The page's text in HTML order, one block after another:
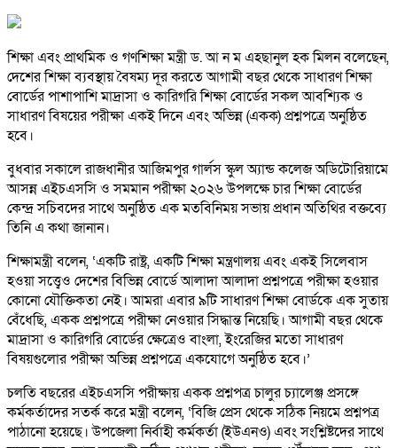
শিক্ষা এবং প্রাথমিক ও গণশিক্ষা মন্ত্রী ড. আ ন ম এহছানুল হক মিলন বলেছেন,
দেশের শিক্ষা ব্যবস্থায় বৈষম্য দূর করতে আগামী বছর থেকে সাধারণ শিক্ষা
বোর্ডের পাশাপাশি মাদ্রাসা ও কারিগরি শিক্ষা বোর্ডের সকল আবশ্যিক ও
সাধারণ বিষয়ের পরীক্ষা একই দিনে এবং অভিন্ন (একক) প্রশ্নপত্রে অনুষ্ঠিত
হবে।
বুধবার সকালে রাজধানীর আজিমপুর গার্লস স্কুল অ্যান্ড কলেজ অডিটোরিয়ামে
আসন্ন এইচএসসি ও সমমান পরীক্ষা ২০২৬ উপলক্ষে চার শিক্ষা বোর্ডের
কেন্দ্র সচিবদের সাথে অনুষ্ঠিত এক মতবিনিময় সভায় প্রধান অতিথির বক্তব্যে
তিনি এ কথা জানান।
শিক্ষামন্ত্রী বলেন, ‘একটি রাষ্ট্র, একটি শিক্ষা মন্ত্রণালয় এবং একই সিলেবাস
হওয়া সত্ত্বেও দেশের বিভিন্ন বোর্ডে আলাদা আলাদা প্রশ্নপত্রে পরীক্ষা হওয়ার
কোনো যৌক্তিকতা নেই। আমরা এবার ৯টি সাধারণ শিক্ষা বোর্ডকে এক সুতায়
বেঁধেছি, একক প্রশ্নপত্রে পরীক্ষা নেওয়ার সিদ্ধান্ত নিয়েছি। আগামী বছর থেকে
মাদ্রাসা ও কারিগরি বোর্ডের ক্ষেত্রেও বাংলা, ইংরেজির মতো সাধারণ
বিষয়গুলোর পরীক্ষা অভিন্ন প্রশ্নপত্রে একযোগে অনুষ্ঠিত হবে।’
চলতি বছরের এইচএসসি পরীক্ষায় একক প্রশ্নপত্র চালুর চ্যালেঞ্জ প্রসঙ্গে
কর্মকর্তাদের সতর্ক করে মন্ত্রী বলেন, ‘বিজি প্রেস থেকে সঠিক নিয়মে প্রশ্নপত্র
পাঠানো হয়েছে। উপজেলা নির্বাহী কর্মকর্তা (ইউএনও) এবং সংশ্লিষ্টদের সাথে